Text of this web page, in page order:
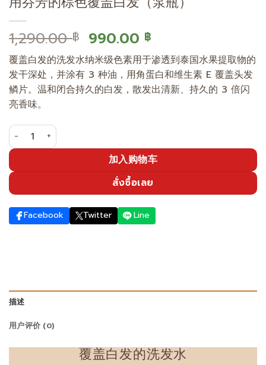
1,290.00฿ 原
价
为：
1,290.00 ฿。
990.00 ฿
前
价
格
为：
覆盖白发的洗发水纳米级色素用于渗透到泰国水果提取物的
发干深处，并涂有 3 种油，用角蛋白和维生素 E 覆盖头发
鳞片。温和闭合持久的白发，散发出清新、持久的 3 倍闪
亮香味。
用芬芳的棕色覆盖白发（泵瓶） 数量
加入购物车
สั่งซื้อเลย
Facebook Twitter Line
描述
用户评价 (0)
覆盖白发的洗发水